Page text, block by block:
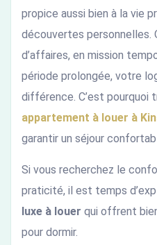
propice aussi bien à la vie
découvertes personnelles.
d’affaires, en mission
période prolongée, votre
différence. C’est pourquoi
appartement à louer à
garantir un séjour
Si vous recherchez le
praticité, il est temps
luxe à louer qui offrent
pour dormir.